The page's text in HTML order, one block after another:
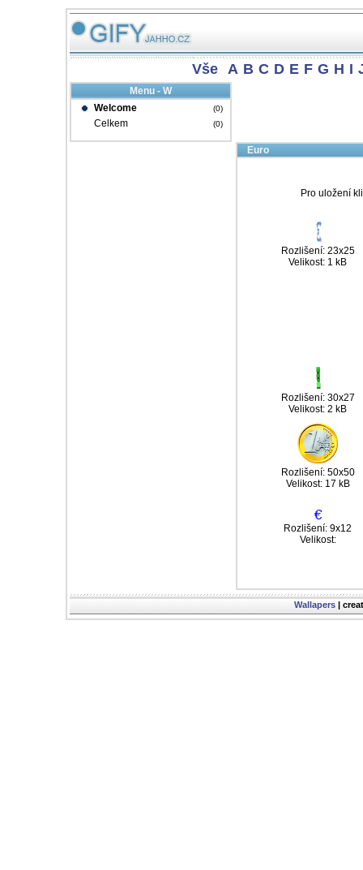
Vše A B C D E F G H I
Menu - W
Welcome
(0)
Celkem (0)
Euro
Pro uložení
Rozlišení: 23x25
Velikost: 1 kB
Rozlišení: 30x27
Velikost: 2 kB
Rozlišení: 50x50
Velikost: 17 kB
Rozlišení: 9x12
Velikost:
Wallapers |